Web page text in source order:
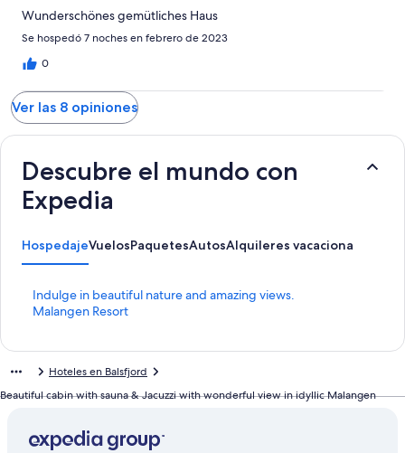
Wunderschönes gemütliches Haus
Se hospedó 7 noches en febrero de 2023
0
Ver las 8 opiniones
Descubre el mundo con
Expedia
HospedajeVuelosPaquetesAutosAlquileres vacacionales
Indulge in beautiful nature and amazing views.
E
n
e
p
a
Malangen Resort
E
e
r
Hoteles en Balsfjord
Beautiful cabin with sauna & Jacuzzi with wonderful view in idyllic Malangen